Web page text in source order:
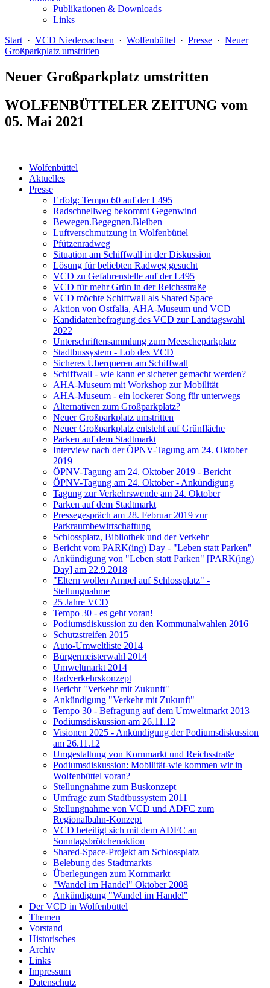
Publikationen & Downloads
Links
Start · VCD Niedersachsen · Wolfenbüttel · Presse · Neuer
Großparkplatz umstritten
Neuer Großparkplatz umstritten
WOLFENBÜTTELER ZEITUNG vom
05. Mai 2021
Wolfenbüttel
Aktuelles
Presse
Erfolg: Tempo 60 auf der L495
Radschnellweg bekommt Gegenwind
Bewegen.Begegnen.Bleiben
Luftverschmutzung in Wolfenbüttel
Pfützenradweg
Situation am Schiffwall in der Diskussion
Lösung für beliebten Radweg gesucht
VCD zu Gefahrenstelle auf der L495
VCD für mehr Grün in der Reichsstraße
VCD möchte Schiffwall als Shared Space
Aktion von Ostfalia, AHA-Museum und VCD
Kandidatenbefragung des VCD zur Landtagswahl
2022
Unterschriftensammlung zum Meescheparkplatz
Stadtbussystem - Lob des VCD
Sicheres Überqueren am Schiffwall
Schiffwall - wie kann er sicherer gemacht werden?
AHA-Museum mit Workshop zur Mobilität
AHA-Museum - ein lockerer Song für unterwegs
Alternativen zum Großparkplatz?
Neuer Großparkplatz umstritten
Neuer Großparkplatz entsteht auf Grünfläche
Parken auf dem Stadtmarkt
Interview nach der ÖPNV-Tagung am 24. Oktober
2019
ÖPNV-Tagung am 24. Oktober 2019 - Bericht
ÖPNV-Tagung am 24. Oktober - Ankündigung
Tagung zur Verkehrswende am 24. Oktober
Parken auf dem Stadtmarkt
Pressegespräch am 28. Februar 2019 zur
Parkraumbewirtschaftung
Schlossplatz, Bibliothek und der Verkehr
Bericht vom PARK(ing) Day - "Leben statt Parken"
Ankündigung von "Leben statt Parken" [PARK(ing)
Day] am 22.9.2018
"Eltern wollen Ampel auf Schlossplatz" -
Stellungnahme
25 Jahre VCD
Tempo 30 - es geht voran!
Podiumsdiskussion zu den Kommunalwahlen 2016
Schutzstreifen 2015
Auto-Umweltliste 2014
Bürgermeisterwahl 2014
Umweltmarkt 2014
Radverkehrskonzept
Bericht "Verkehr mit Zukunft"
Ankündigung "Verkehr mit Zukunft"
Tempo 30 - Befragung auf dem Umweltmarkt 2013
Podiumsdiskussion am 26.11.12
Visionen 2025 - Ankündigung der Podiumsdiskussion
am 26.11.12
Umgestaltung von Kornmarkt und Reichsstraße
Podiumsdiskussion: Mobilität-wie kommen wir in
Wolfenbüttel voran?
Stellungnahme zum Buskonzept
Umfrage zum Stadtbussystem 2011
Stellungnahme von VCD und ADFC zum
Regionalbahn-Konzept
VCD beteiligt sich mit dem ADFC an
Sonntagsbrötchenaktion
Shared-Space-Projekt am Schlossplatz
Belebung des Stadtmarkts
Überlegungen zum Kornmarkt
"Wandel im Handel" Oktober 2008
Ankündigung "Wandel im Handel"
Der VCD in Wolfenbüttel
Themen
Vorstand
Historisches
Archiv
Links
Impressum
Datenschutz